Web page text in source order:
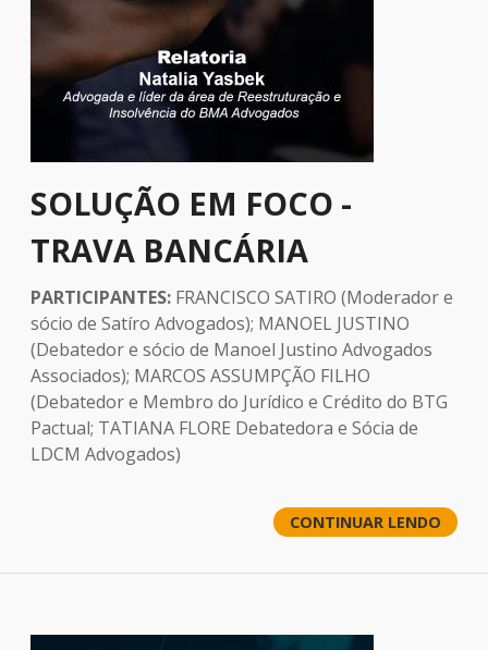
SOLUÇÃO EM FOCO -
TRAVA BANCÁRIA
PARTICIPANTES: FRANCISCO SATIRO (Moderador e
sócio de Satíro Advogados); MANOEL JUSTINO
(Debatedor e sócio de Manoel Justino Advogados
Associados); MARCOS ASSUMPÇÃO FILHO
(Debatedor e Membro do Jurídico e Crédito do BTG
Pactual; TATIANA FLORE Debatedora e Sócia de
LDCM Advogados)
CONTINUAR LENDO